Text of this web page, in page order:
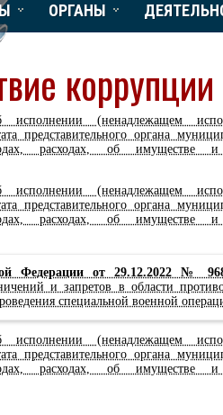
ОРГАНЫ
коррупции
исполнении (ненадлежащем
представительного органа
расходах, об имуществе и
исполнении (ненадлежащем
представительного органа
расходах, об имуществе и
Федерации от 29.12.2022 №
и запретов в области
специальной военной
исполнении (ненадлежащем
представительного органа
расходах, об имуществе и